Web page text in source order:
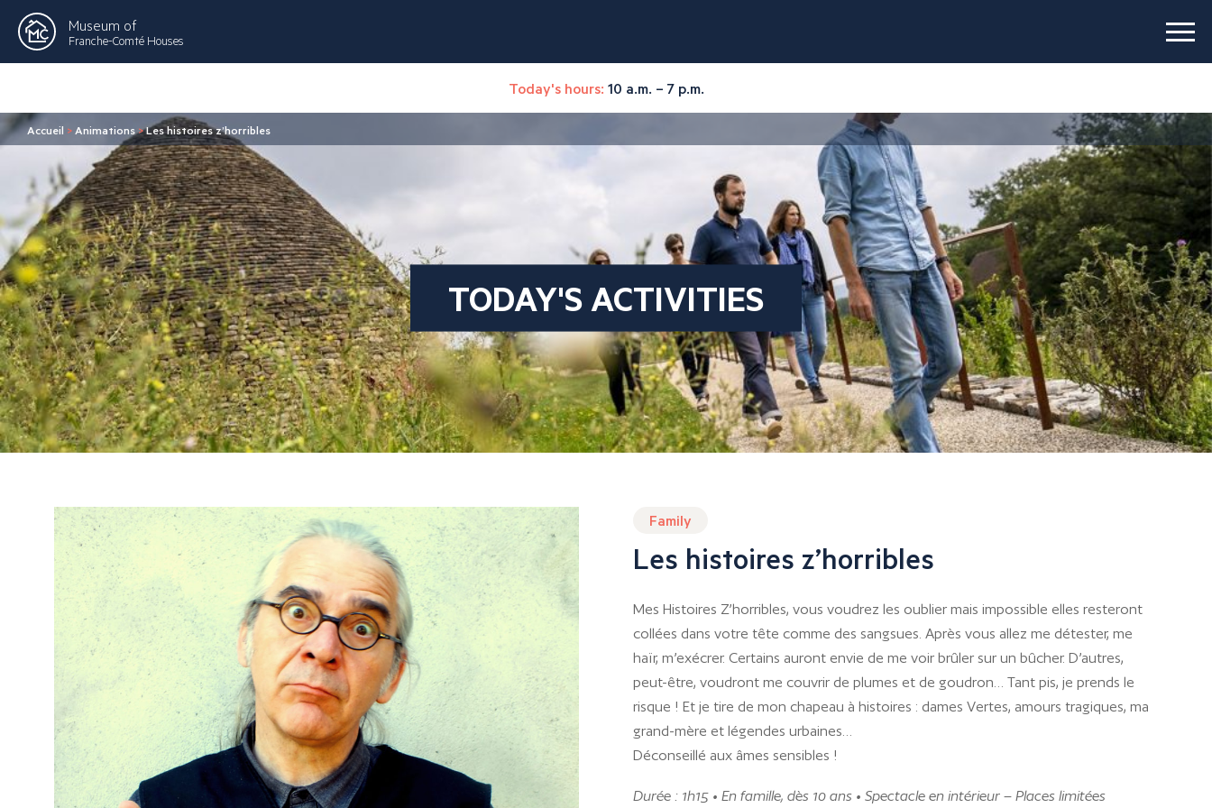
Museum of
Franche-Comté Houses
Today's hours: 10 a.m. – 7 p.m.
Accueil > Animations>Les histoires z’horribles
TODAY'S ACTIVITIES
Family
Les histoires z’horribles
Mes Histoires Z’horribles, vous voudrez les oublier mais impossible elles resteront
collées dans votre tête comme des sangsues. Après vous allez me détester, me
haïr, m’exécrer. Certains auront envie de me voir brûler sur un bûcher. D’autres,
peut-être, voudront me couvrir de plumes et de goudron… Tant pis, je prends le
risque ! Et je tire de mon chapeau à histoires : dames Vertes, amours tragiques, ma
grand-mère et légendes urbaines…
Déconseillé aux âmes sensibles !
Durée : 1h15 • En famille, dès 10 ans • Spectacle en intérieur – Places limitées